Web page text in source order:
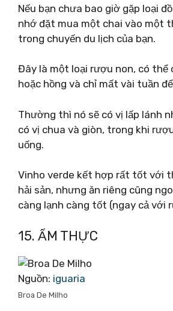
Nếu bạn chưa bao giờ gặp loại
nhớ đặt mua một chai vào một
trong chuyến du lịch của bạn.
Đây là một loại rượu non, có thể
hoặc hồng và chỉ mất vài tuần
Thường thì nó sẽ có vị lấp lánh
có vị chua và giòn, trong khi
uống.
Vinho verde kết hợp rất tốt với
hải sản, nhưng ăn riêng cũng
càng lạnh càng tốt (ngay cả với
15. ẨM THỰC
Nguồn: iguaria
Broa De Milho